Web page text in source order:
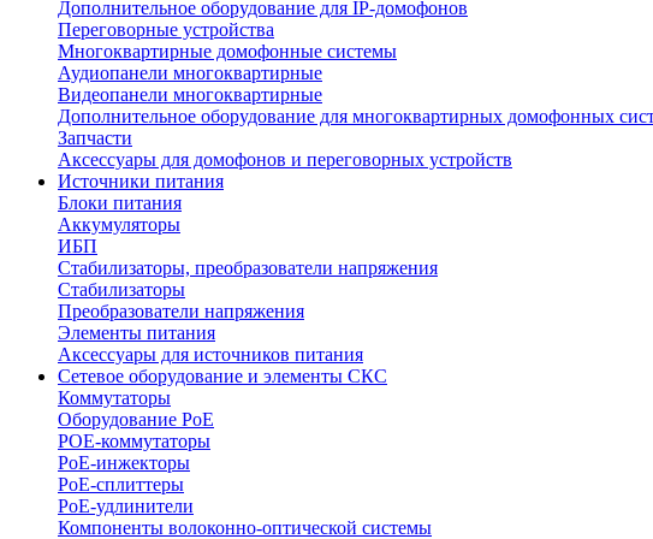
Дополнительное оборудование для IP-домофонов
Переговорные устройства
Многоквартирные домофонные системы
Аудиопанели многоквартирные
Видеопанели многоквартирные
Дополнительное оборудование для многоквартирных домофонных
Запчасти
Аксессуары для домофонов и переговорных устройств
Источники питания
Блоки питания
Аккумуляторы
ИБП
Стабилизаторы, преобразователи напряжения
Стабилизаторы
Преобразователи напряжения
Элементы питания
Аксессуары для источников питания
Сетевое оборудование и элементы СКС
Коммутаторы
Оборудование PoE
POE-коммутаторы
PoE-инжекторы
PoE-сплиттеры
PoE-удлинители
Компоненты волоконно-оптической системы